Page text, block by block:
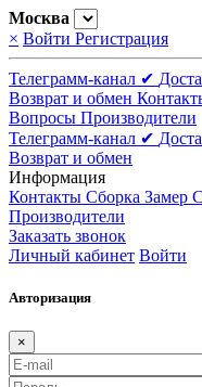
Москва
× Войти Регистрация
Телеграмм-канал ✔
Возврат и обмен
Вопросы Производители
Телеграмм-канал ✔
Возврат и обмен
Информация
Контакты Сборка Замер
Производители
Заказать звонок
Личный кабинет Войти
Авторизация
×